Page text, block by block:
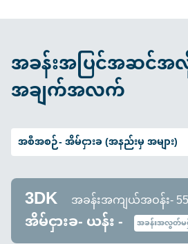
အခန်းအပြင်အဆင်
အချက်အလက်
အစီအစဉ်-အိမ်ငှားခ (အနည်းမှ အများ)
3DK အခန်းအကျယ်အဝန်း-
အိမ်ငှားခ- ယန်း - အခန်းအလွတ်မ